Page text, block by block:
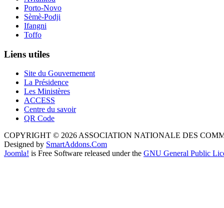
Porto-Novo
Sèmè-Podji
Ifangni
Toffo
Liens utiles
Site du Gouvernement
La Présidence
Les Ministères
ACCESS
Centre du savoir
QR Code
COPYRIGHT © 2026 ASSOCIATION NATIONALE DES
Designed by SmartAddons.Com
Joomla! is Free Software released under the GNU General Public